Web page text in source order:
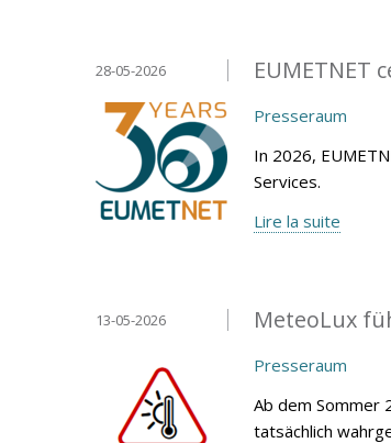
EUMETNET
28-05-2026
Presseraum
In 2026,
Services.
Lire la suite
MeteoLux
13-05-2026
Presseraum
Ab dem Sommer
tatsächlich